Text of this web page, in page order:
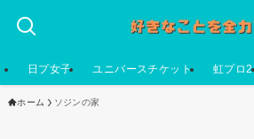
日プ女子 ユニバースチケット 虹プロ2
ホーム ソジンの家